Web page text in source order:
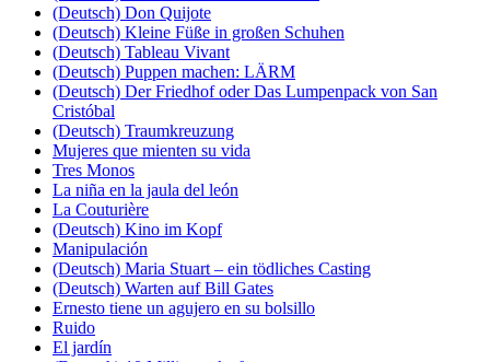
(Deutsch) Don Quijote
(Deutsch) Kleine Füße in großen Schuhen
(Deutsch) Tableau Vivant
(Deutsch) Puppen machen: LÄRM
(Deutsch) Der Friedhof oder Das Lumpenpack von San
Cristóbal
(Deutsch) Traumkreuzung
Mujeres que mienten su vida
Tres Monos
La niña en la jaula del león
La Couturière
(Deutsch) Kino im Kopf
Manipulación
(Deutsch) Maria Stuart – ein tödliches Casting
(Deutsch) Warten auf Bill Gates
Ernesto tiene un agujero en su bolsillo
Ruido
El jardín